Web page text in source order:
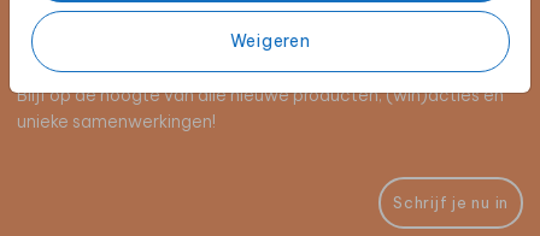
Weigeren
Schrijf je in voor de nieuwsbrief
Blijf op de hoogte van alle nieuwe producten, (win)acties en
unieke samenwerkingen!
Schrijf je nu in